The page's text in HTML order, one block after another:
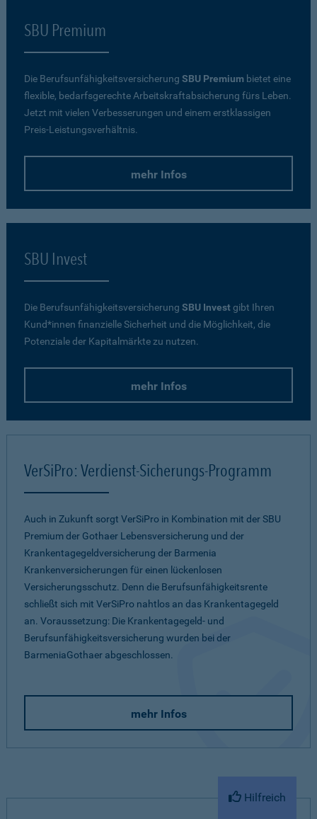
SBU Premium
Die Berufsunfähigkeitsversicherung SBU Premium bietet eine
flexible, bedarfsgerechte Arbeitskraftabsicherung fürs Leben.
Jetzt mit vielen Verbesserungen und einem erstklassigen
Preis-Leistungsverhältnis.
mehr Infos
SBU Invest
Die Berufsunfähigkeitsversicherung SBU Investgibt Ihren
Kund*innen finanzielle Sicherheit und die Möglichkeit, die
Potenziale der Kapitalmärkte zu nutzen.
mehr Infos
VerSiPro: Verdienst-Sicherungs-Programm
Auch in Zukunft sorgt VerSiPro in Kombination mit der SBU
Premium der Gothaer Lebensversicherung und der
Krankentagegeldversicherung der Barmenia
Krankenversicherungen für einen lückenlosen
Versicherungsschutz. Denn die Berufsunfähigkeitsrente
schließt sich mit VerSiPro nahtlos an das Krankentagegeld
an. Voraussetzung: Die Krankentagegeld- und
Berufsunfähigkeitsversicherung wurden bei der
BarmeniaGothaer abgeschlossen.
mehr Infos
Hilfreich